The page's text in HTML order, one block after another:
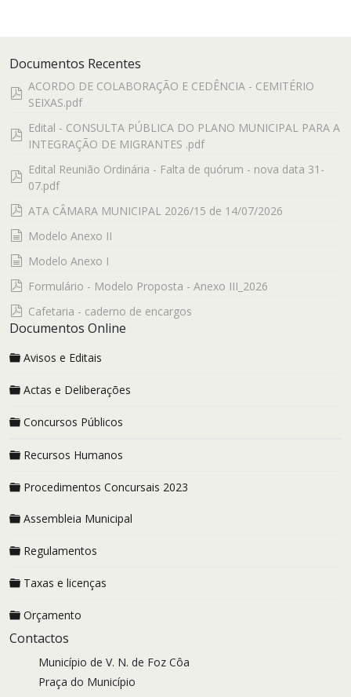
Documentos Recentes
pdf
ACORDO DE COLABORAÇÃO E CEDÊNCIA - CEMITÉRIO
SEIXAS.pdf
pdf
Edital - CONSULTA PÚBLICA DO PLANO MUNICIPAL PARA A
INTEGRAÇÃO DE MIGRANTES .pdf
pdf
Edital Reunião Ordinária - Falta de quórum - nova data 31-
07.pdf
pdf
ATA CÂMARA MUNICIPAL 2026/15 de 14/07/2026
documento
Modelo Anexo II
documento
Modelo Anexo I
pdf
Formulário - Modelo Proposta - Anexo III_2026
pdf
Cafetaria - caderno de encargos
Documentos Online
Avisos e Editais
Actas e Deliberações
Concursos Públicos
Recursos Humanos
Procedimentos Concursais 2023
Assembleia Municipal
Regulamentos
Taxas e licenças
Orçamento
Contactos
Município de V. N. de Foz Côa
Praça do Município